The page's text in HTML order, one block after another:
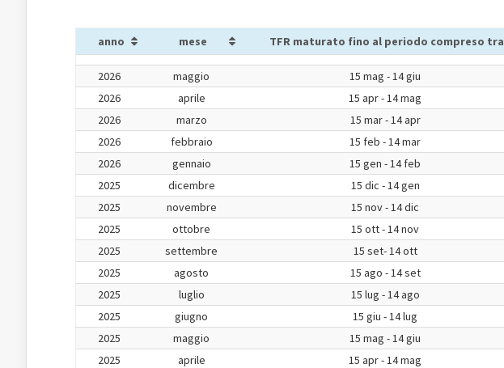
anno
mese TFR maturato fino al periodo compreso tra
2026 maggio 15 mag - 14 giu
2026
aprile 15 apr - 14 mag
2026
marzo 15 mar - 14 apr
2026
febbraio 15 feb - 14 mar
2026
gennaio 15 gen - 14 feb
2025
dicembre 15 dic - 14 gen
2025
novembre 15 nov - 14 dic
2025
ottobre 15 ott - 14 nov
2025
settembre 15 set- 14 ott
2025
agosto 15 ago - 14 set
2025
luglio 15 lug - 14 ago
2025
giugno 15 giu - 14 lug
2025
maggio 15 mag - 14 giu
2025
aprile 15 apr - 14 mag